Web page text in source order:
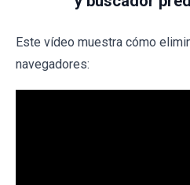
Este vídeo muestra cómo
navegadores: